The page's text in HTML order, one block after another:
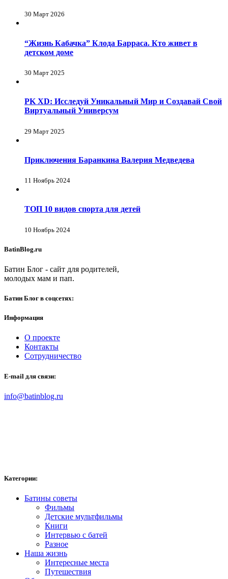
30 Март 2026
“Жизнь Кабачка” Клода Барраса. Кто живет в
детском доме
30 Март 2025
PK XD: Исследуй Уникальный Мир и Создавай Свой
Виртуальный Универсум
29 Март 2025
Приключения Баранкина Валерия Медведева
11 Ноябрь 2024
ТОП 10 видов спорта для детей
10 Ноябрь 2024
BatinBlog.ru
Батин Блог - сайт для родителей,
молодых мам и пап.
Батин Блог в соцсетях:
Информация
О проекте
Контакты
Сотрудничество
E-mail для связи:
info@batinblog.ru
Категории:
Батины советы
Фильмы
Детские мультфильмы
Книги
Интервью с батей
Разное
Наша жизнь
Интересные места
Путешествия